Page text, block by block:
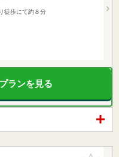
徒歩にて約８分
ランを見る